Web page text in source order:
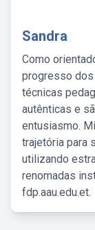
Sandra
Como
progresso dos
técnicas
autênticas e
entusiasmo.
trajetória para
utilizando
renomadas
fdp.aau.edu.et.